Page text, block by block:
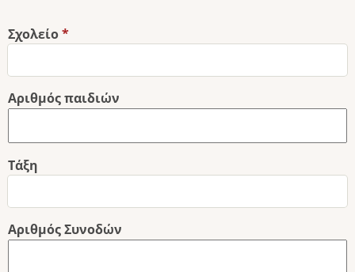
Ημερομηνία
Σχολείο
Αριθμός παιδιών
Τάξη
Αριθμός Συνοδών